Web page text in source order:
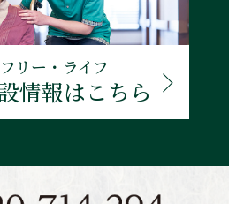
リー・ライフ
情報はこちら